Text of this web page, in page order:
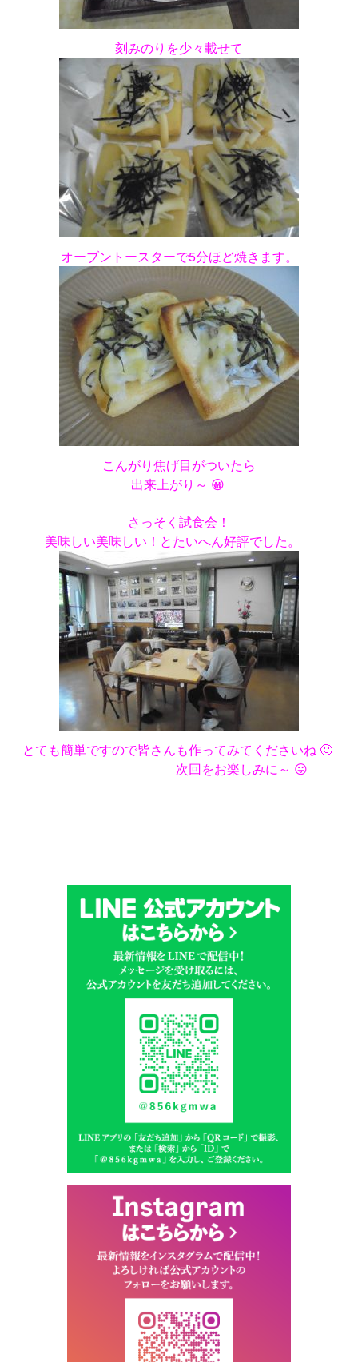
刻みのりを少々載せて
オーブントースターで5分ほど焼きます。
こんがり焦げ目がついたら
出来上がり～ 😀
さっそく試食会！
美味しい美味しい！とたいへん好評でした。
とても簡単ですので皆さんも作ってみてくださいね 🙂
次回をお楽しみに～ 😛